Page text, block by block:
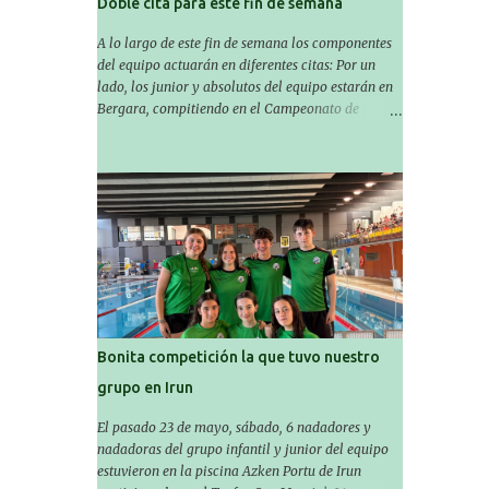
A lo largo de este fin de semana los componentes
del equipo actuarán en diferentes citas: Por un
lado, los junior y absolutos del equipo estarán en
Bergara, compitiendo en el Campeonato de
celebrará en dos jornadas: el sábado tendrá
sesiones de mañana y tarde y el domingo sólo de
mañana. Las sesiones de mañana comenzarán a
las 10:00 y las del sábado por la tarde a las 16:30.
Por otro lado, otro grupo pequeño actuará en el
polideportivo Antzizar de Beasain en el XXIIIº
memorial Leire Contreras , en una mañana
popular festiva organizada por el club Igartza. Las
pruebas empezarán a las 10:30, a las 11:30 habrá
pruebas populares australianas y después habrá
un almuerzo para todos y todas las participantes.
competiciones la encontraréis en nuestra web, en
el siguiente enlace:
https://www.es.buruntzaldeaikt.eus/competici%C3
Bonita competición la que tuvo nuestro
grupo en Irun
El pasado 23 de mayo, sábado, 6 nadadores y
nadadoras del grupo infantil y junior del equipo
estuvieron en la piscina Azken Portu de Irun